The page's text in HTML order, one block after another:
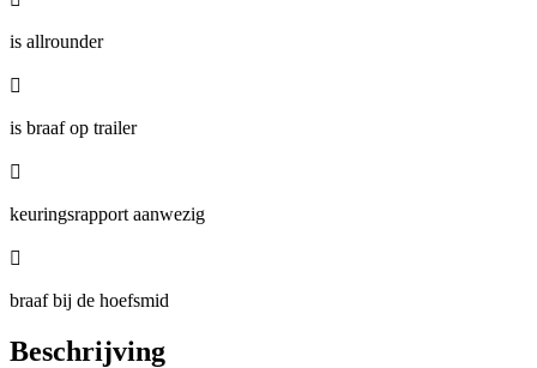
is allrounder

is braaf op trailer

keuringsrapport aanwezig

braaf bij de hoefsmid
Beschrijving